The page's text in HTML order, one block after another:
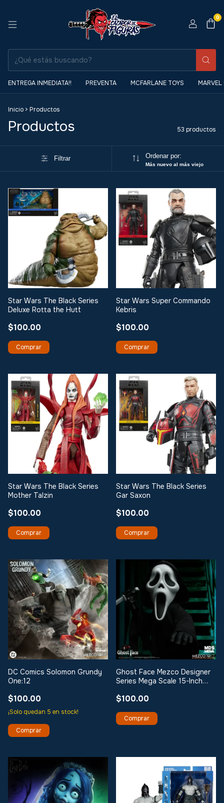
0
ENTREGA INMEDIATA!! PREVENTA MCFARLANE TOYS MARVEL
Inicio > Productos
Productos 53 productos
Filtrar Ordenar por:
Más nuevo al más viejo
Star Wars The Black Series
Deluxe Rotta the Hutt
$100.00
Star Wars Super Commando
Kebris
$100.00
Star Wars The Black Series
Mother Talzin
$100.00
Star Wars The Black Series
Gar Saxon
$100.00
DC Comics Solomon Grundy
One:12
$100.00
¡Solo quedan 5 en stock!
Ghost Face Mezco Designer
Series Mega Scale 15-Inch
$100.00